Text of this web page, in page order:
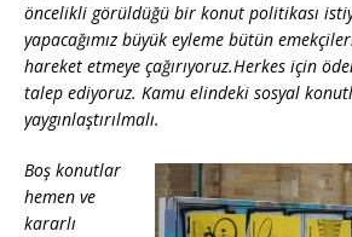
öncelikli görüldüğü bir konut politikası
yapacağımız büyük eyleme bütün
hareket etmeye çağırıyoruz.Herkes için
talep ediyoruz. Kamu elindeki sosyal
yaygınlaştırılmalı.
Boş konutlar
hemen ve
kararlı